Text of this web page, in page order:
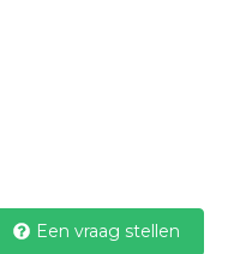
Een vraag stellen